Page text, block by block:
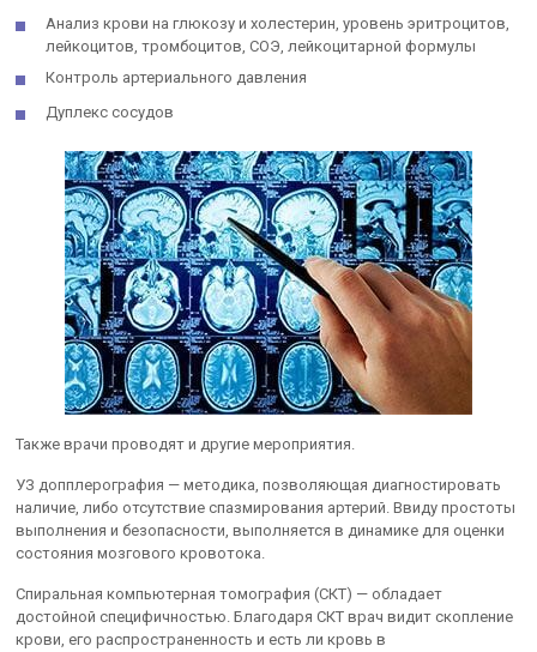
Анализ крови на глюкозу и холестерин, уровень эритроцитов,
лейкоцитов, тромбоцитов, СОЭ, лейкоцитарной формулы
Контроль артериального давления
Дуплекс сосудов
Также врачи проводят и другие мероприятия.
УЗ допплерография — методика, позволяющая диагностировать
наличие, либо отсутствие спазмирования артерий. Ввиду простоты
выполнения и безопасности, выполняется в динамике для оценки
состояния мозгового кровотока.
Спиральная компьютерная томография (СКТ) — обладает
достойной специфичностью. Благодаря СКТ врач видит скопление
крови, его распространенность и есть ли кровь в